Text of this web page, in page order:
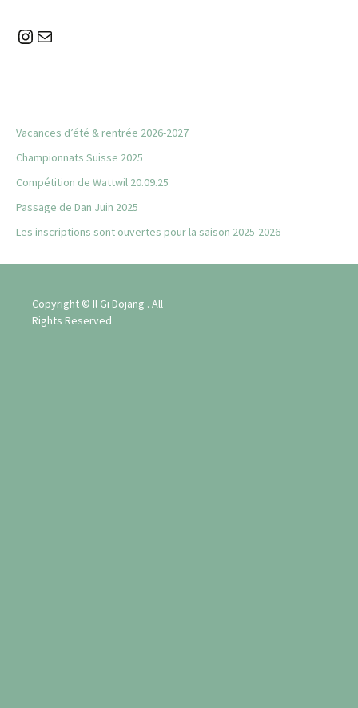
des
Instagram
E-mail
Vacances d’été & rentrée 2026-2027
Championnats Suisse 2025
Compétition de Wattwil 20.09.25
Passage de Dan Juin 2025
Les inscriptions sont ouvertes pour la saison 2025-2026
Copyright © Il Gi Dojang . All
Rights Reserved